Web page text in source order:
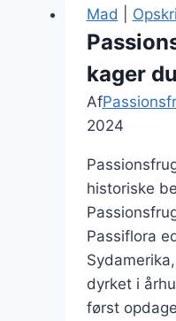
Mad
kager
Af
2024
historiske
Passiflora
dyrket i
først